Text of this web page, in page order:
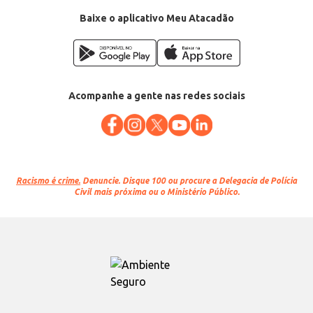
Baixe o aplicativo Meu Atacadão
Acompanhe a gente nas redes sociais
Racismo é crime. Denuncie. Disque 100 ou procure a Delegacia de Polícia
Civil mais próxima ou o Ministério Público.